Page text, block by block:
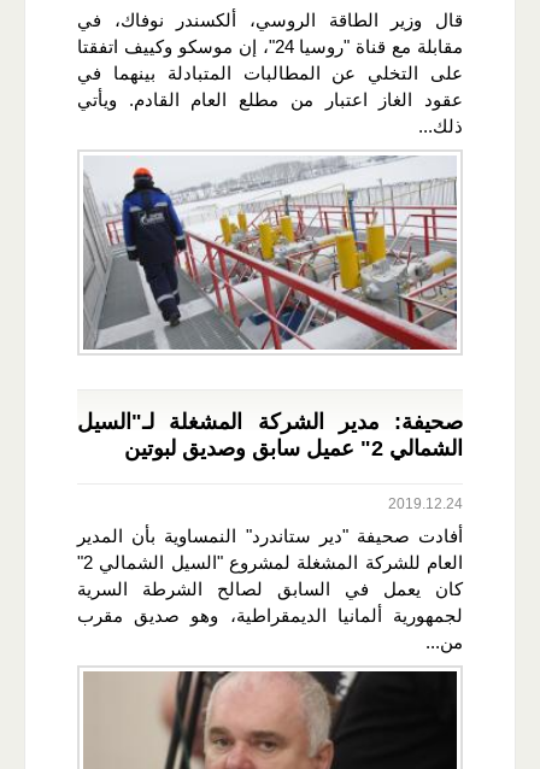
قال وزير الطاقة الروسي، ألكسندر نوفاك، في
مقابلة مع قناة "روسيا 24"، إن موسكو وكييف اتفقتا
على التخلي عن المطالبات المتبادلة بينهما في
عقود الغاز اعتبار من مطلع العام القادم. ويأتي
ذلك...
صحيفة: مدير الشركة المشغلة لـ"السيل
الشمالي 2" عميل سابق وصديق لبوتين
2019.12.24
أفادت صحيفة "دير ستاندرد" النمساوية بأن المدير
العام للشركة المشغلة لمشروع "السيل الشمالي 2"
كان يعمل في السابق لصالح الشرطة السرية
لجمهورية ألمانيا الديمقراطية، وهو صديق مقرب
من...